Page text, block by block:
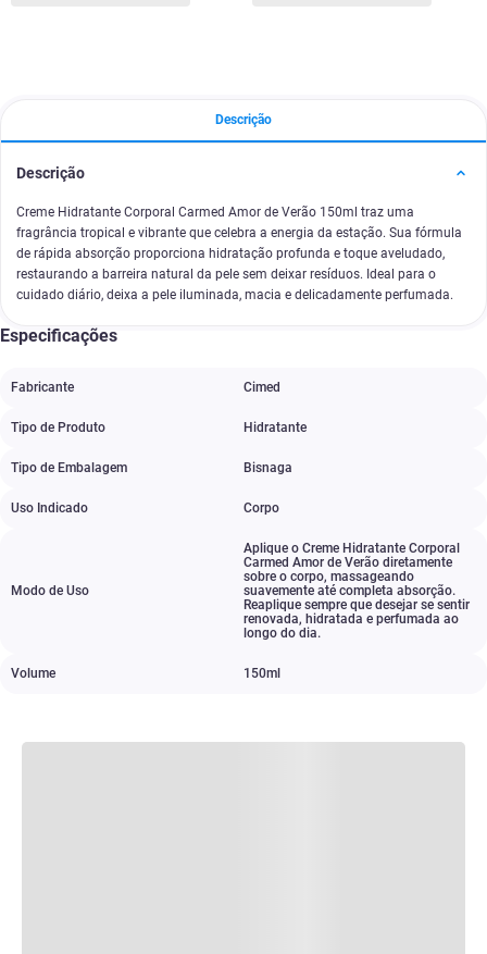
Descrição
Descrição
Creme Hidratante Corporal Carmed Amor de Verão 150ml traz uma
fragrância tropical e vibrante que celebra a energia da estação. Sua fórmula
de rápida absorção proporciona hidratação profunda e toque aveludado,
restaurando a barreira natural da pele sem deixar resíduos. Ideal para o
cuidado diário, deixa a pele iluminada, macia e delicadamente perfumada.
Especificações
Fabricante Cimed
Tipo de Produto Hidratante
Tipo de Embalagem Bisnaga
Uso Indicado Corpo
Modo de Uso
Aplique o Creme Hidratante Corporal
Carmed Amor de Verão diretamente
sobre o corpo, massageando
suavemente até completa absorção.
Reaplique sempre que desejar se sentir
renovada, hidratada e perfumada ao
longo do dia.
Volume 150ml